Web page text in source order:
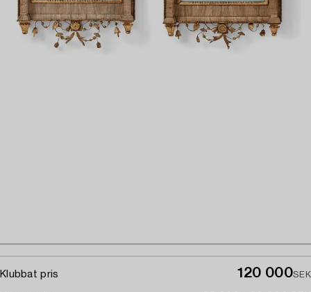
Klubbat pris 120 000SEK